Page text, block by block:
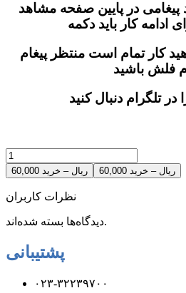
در پایین صفحه مشاهد
ادامه کار باید دکمه
کار تمام است منتظر پیغام
فلش باشید
60,000 ریال – خرید
نظرات کاربران
دیدگاه‌ها بسته شده‌اند.
پشتیبانی
۰۲۳-۳۲۲۳۹۷۰۰